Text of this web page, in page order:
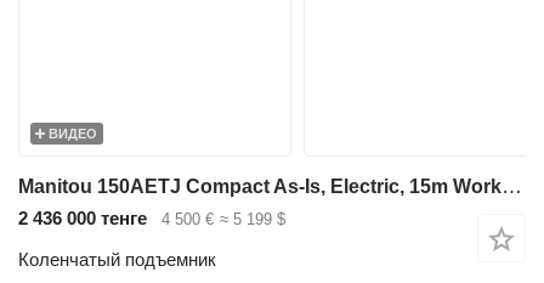
ВИДЕО
Manitou 150AETJ Compact As-Is, Electric, 15m Working Heigh
2 436 000 тенге 4 500 € ≈ 5 199 $
Коленчатый подъемник